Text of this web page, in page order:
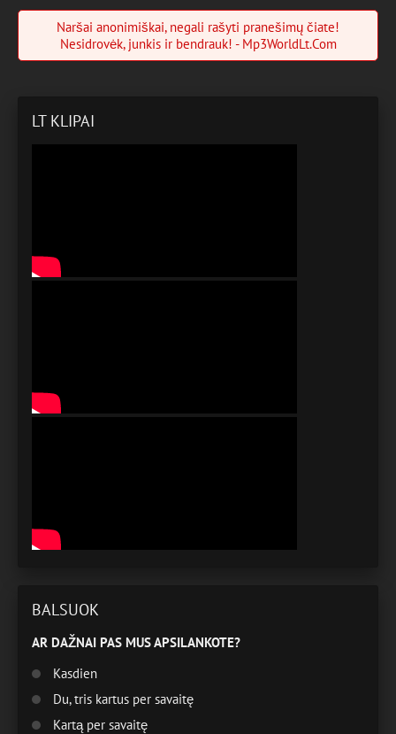
Naršai anonimiškai, negali rašyti pranešimų čiate!
Nesidrovėk, junkis ir bendrauk! - Mp3WorldLt.Com
LT KLIPAI
BALSUOK
AR DAŽNAI PAS MUS APSILANKOTE?
Kasdien
Du, tris kartus per savaitę
Kartą per savaitę